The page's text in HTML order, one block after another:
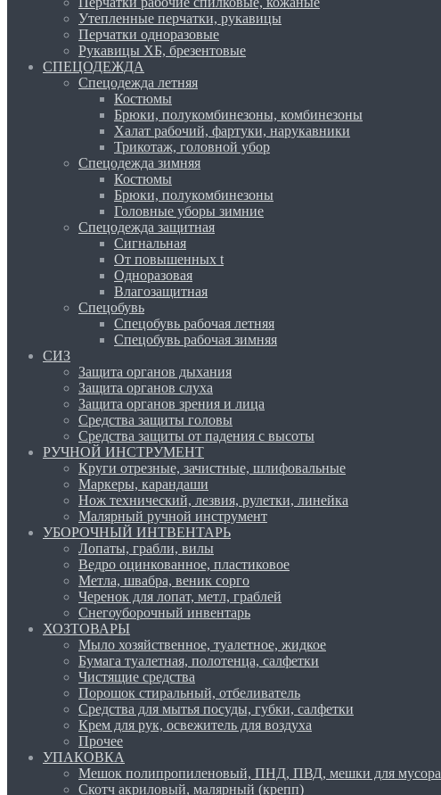
Утепленные перчатки, рукавицы
Перчатки одноразовые
Рукавицы ХБ, брезентовые
СПЕЦОДЕЖДА
Спецодежда летняя
Костюмы
Брюки, полукомбинезоны, комбинезоны
Халат рабочий, фартуки, нарукавники
Трикотаж, головной убор
Спецодежда зимняя
Костюмы
Брюки, полукомбинезоны
Головные уборы зимние
Спецодежда защитная
Сигнальная
От повышенных t
Одноразовая
Влагозащитная
Спецобувь
Спецобувь рабочая летняя
Спецобувь рабочая зимняя
СИЗ
Защита органов дыхания
Защита органов слуха
Защита органов зрения и лица
Средства защиты головы
Средства защиты от падения с высоты
РУЧНОЙ ИНСТРУМЕНТ
Круги отрезные, зачистные, шлифовальные
Маркеры, карандаши
Нож технический, лезвия, рулетки, линейка
Малярный ручной инструмент
УБОРОЧНЫЙ ИНТВЕНТАРЬ
Лопаты, грабли, вилы
Ведро оцинкованное, пластиковое
Метла, швабра, веник сорго
Черенок для лопат, метл, граблей
Снегоуборочный инвентарь
ХОЗТОВАРЫ
Мыло хозяйственное, туалетное, жидкое
Бумага туалетная, полотенца, салфетки
Чистящие средства
Порошок стиральный, отбеливатель
Средства для мытья посуды, губки, салфетки
Крем для рук, освежитель для воздуха
Прочее
УПАКОВКА
Мешок полипропиленовый, ПНД, ПВД, мешки для мусора
Скотч акриловый, малярный (крепп)